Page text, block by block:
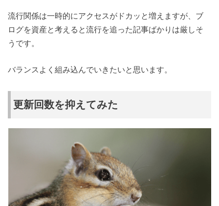
流行関係は一時的にアクセスがドカッと増えますが、ブ
ログを資産と考えると流行を追った記事ばかりは厳しそ
うです。
バランスよく組み込んでいきたいと思います。
更新回数を抑えてみた